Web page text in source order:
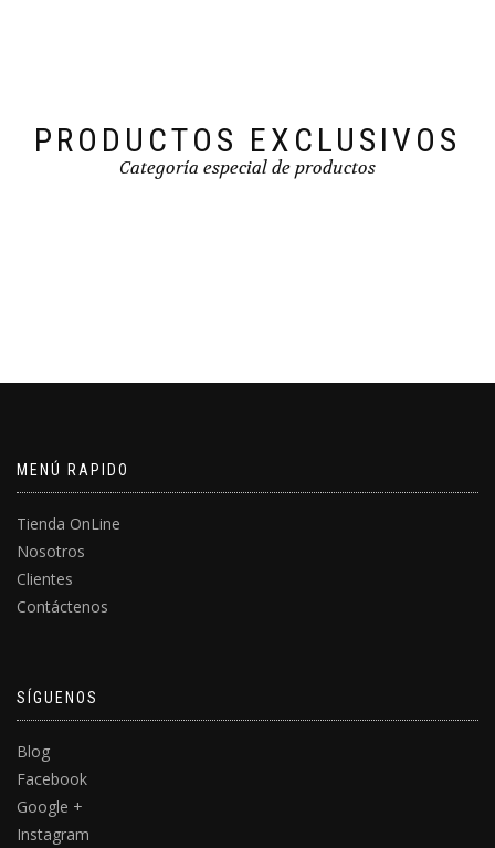
PRODUCTOS EXCLUSIVOS
Categoría especial de productos
MENÚ RAPIDO
Tienda OnLine
Nosotros
Clientes
Contáctenos
SÍGUENOS
Blog
Facebook
Google +
Instagram